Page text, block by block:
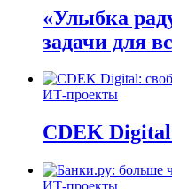
«Улыбка
задачи для
ИТ-проекты
CDEK